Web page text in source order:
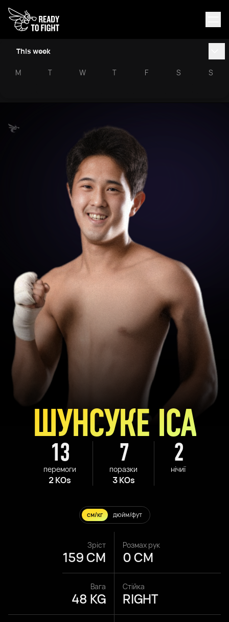
This week
M T W T F S S
13
перемоги
2 KOs
7
поразки
3 KOs
2
нічиї
ШУНСУКЕ ІСА
см/кг дюйм/фут
Зріст
159 CM
Розмах рук
0 CM
Вага
48 KG
Стійка
RIGHT